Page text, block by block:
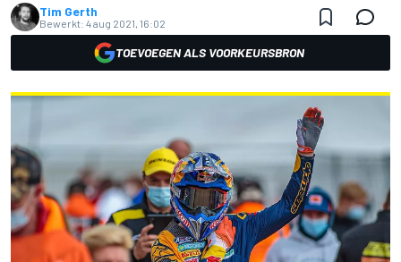
Tim Gerth
Bewerkt: 4 aug 2021, 16:02
TOEVOEGEN ALS VOORKEURSBRON